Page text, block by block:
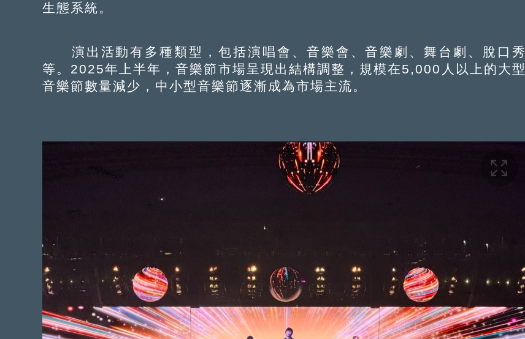
生態系統。
演出活動有多種類型，包括演唱會、音樂會、音樂劇、舞台劇、脫口秀
等。2025年上半年，音樂節市場呈現出結構調整，規模在5,000人以上的大型
音樂節數量減少，中小型音樂節逐漸成為市場主流。